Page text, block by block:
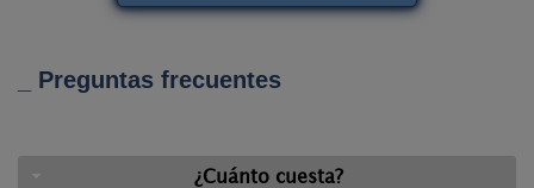
_ Preguntas frecuentes
¿Cuánto cuesta?